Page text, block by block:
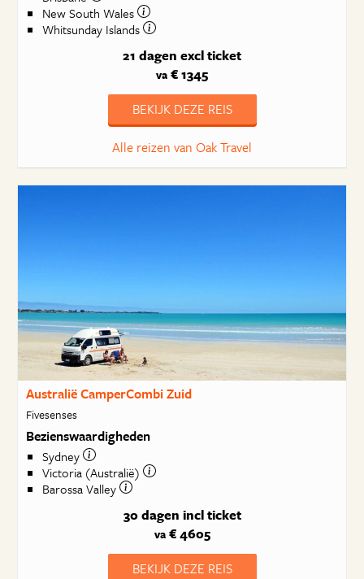
New South Wales
Whitsunday Islands
21 dagen excl ticket
va € 1345
BEKIJK DEZE REIS
Alle reizen van Oak Travel
Australië CamperCombi Zuid
Fivesenses
Bezienswaardigheden
Sydney
Victoria (Australië)
Barossa Valley
30 dagen incl ticket
va€ 4605
BEKIJK DEZE REIS